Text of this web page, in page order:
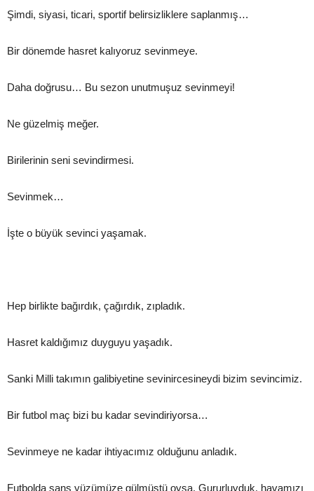
Şimdi, siyasi, ticari, sportif belirsizliklere saplanmış…
Bir dönemde hasret kalıyoruz sevinmeye.
Daha doğrusu… Bu sezon unutmuşuz sevinmeyi!
Ne güzelmiş meğer.
Birilerinin seni sevindirmesi.
Sevinmek…
İşte o büyük sevinci yaşamak.
Hep birlikte bağırdık, çağırdık, zıpladık.
Hasret kaldığımız duyguyu yaşadık.
Sanki Milli takımın galibiyetine sevinircesineydi bizim sevincimiz.
Bir futbol maç bizi bu kadar sevindiriyorsa…
Sevinmeye ne kadar ihtiyacımız olduğunu anladık.
Futbolda şans yüzümüze gülmüştü oysa. Gururluyduk, havamızı